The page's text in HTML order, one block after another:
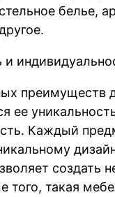
белье,
и
преимуществ
ее
Каждый
создать
того, такая